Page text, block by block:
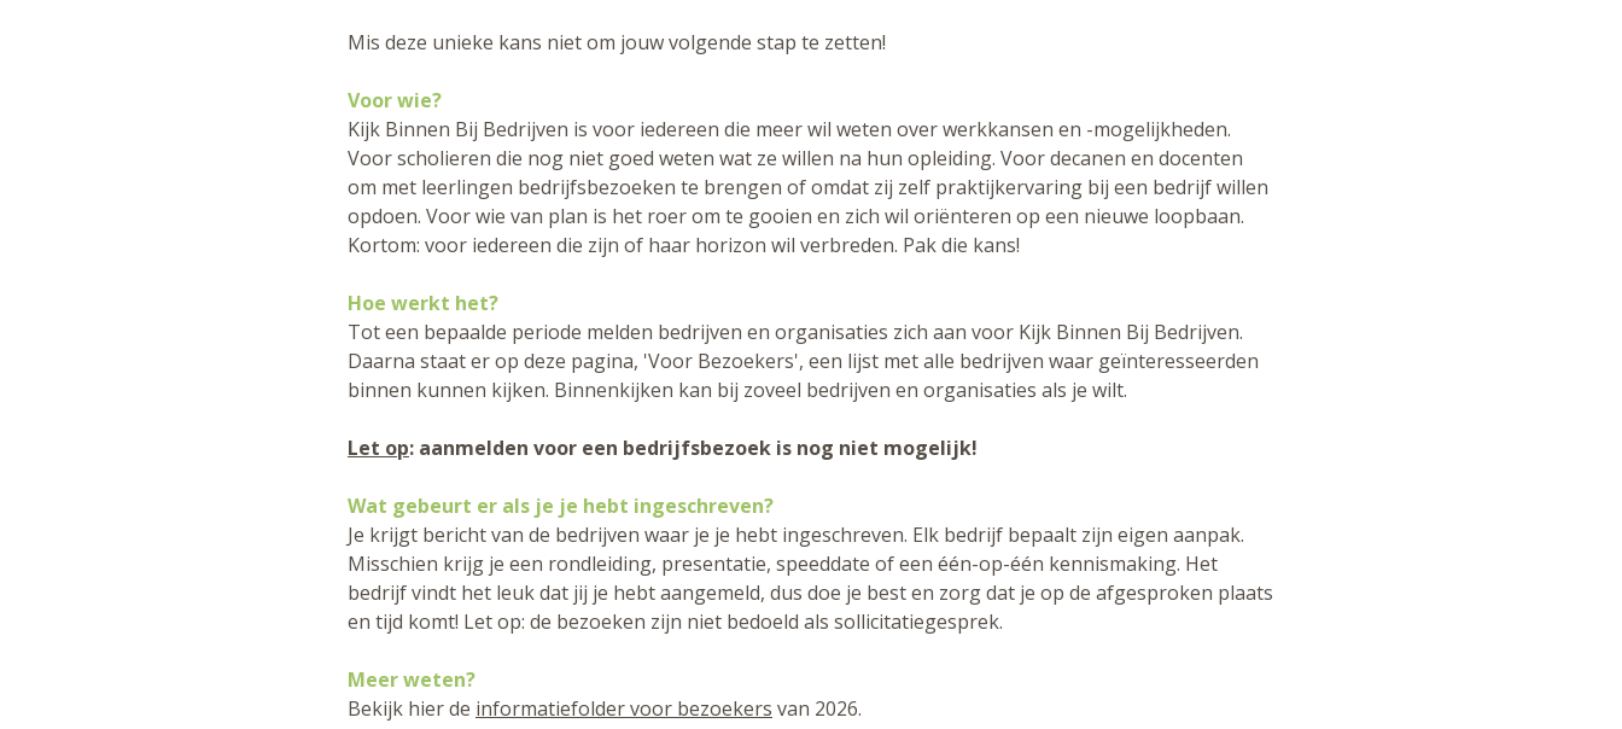
Mis deze unieke kans niet om jouw volgende stap te zetten!
Voor wie?
Kijk Binnen Bij Bedrijven is voor iedereen die meer wil weten over werkkansen en -mogelijkheden.
Voor scholieren die nog niet goed weten wat ze willen na hun opleiding. Voor decanen en docenten
om met leerlingen bedrijfsbezoeken te brengen of omdat zij zelf praktijkervaring bij een bedrijf willen
opdoen. Voor wie van plan is het roer om te gooien en zich wil oriënteren op een nieuwe loopbaan.
Kortom: voor iedereen die zijn of haar horizon wil verbreden. Pak die kans!
Hoe werkt het?
Tot een bepaalde periode melden bedrijven en organisaties zich aan voor Kijk Binnen Bij Bedrijven.
Daarna staat er op deze pagina, 'Voor Bezoekers', een lijst met alle bedrijven waar geïnteresseerden
binnen kunnen kijken. Binnenkijken kan bij zoveel bedrijven en organisaties als je wilt.
Let op: aanmelden voor een bedrijfsbezoek is nog niet mogelijk!
Wat gebeurt er als je je hebt ingeschreven?
Je krijgt bericht van de bedrijven waar je je hebt ingeschreven. Elk bedrijf bepaalt zijn eigen aanpak.
Misschien krijg je een rondleiding, presentatie, speeddate of een één-op-één kennismaking. Het
bedrijf vindt het leuk dat jij je hebt aangemeld, dus doe je best en zorg dat je op de afgesproken plaats
en tijd komt! Let op: de bezoeken zijn niet bedoeld als sollicitatiegesprek.
Meer weten?
Bekijk hier de informatiefolder voor bezoekers van 2026.